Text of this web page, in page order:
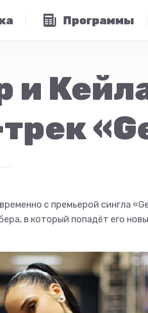
Программы
и
с премьерой сингла
в который попадёт его